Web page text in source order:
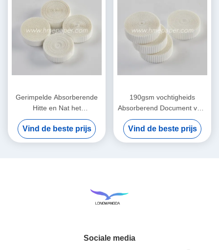
Gerimpelde Absorberende
Hitte en Nat het
Filtreerpapierelement van
het Vochtigheidsruilmiddel
Vind de beste prijs
190gsm vochtigheids
Absorberend Document voor
Hitte en
Vochtigheidsruilmiddel
Vind de beste prijs
Sociale media